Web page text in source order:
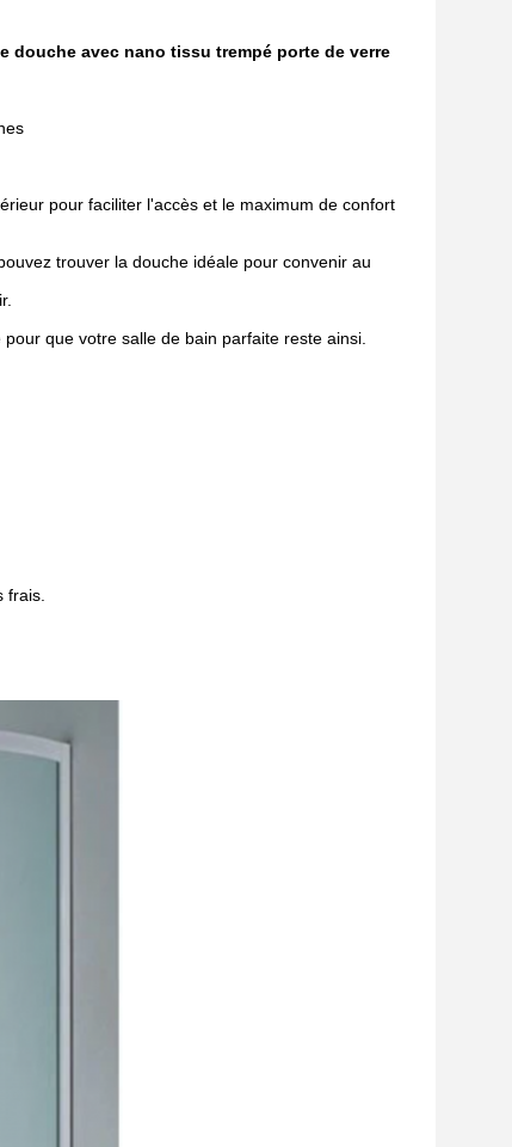
douche avec nano tissu trempé porte de verre
pour faciliter l'accès et le maximum de confort
trouver la douche idéale pour convenir au
que votre salle de bain parfaite reste ainsi.
frais.